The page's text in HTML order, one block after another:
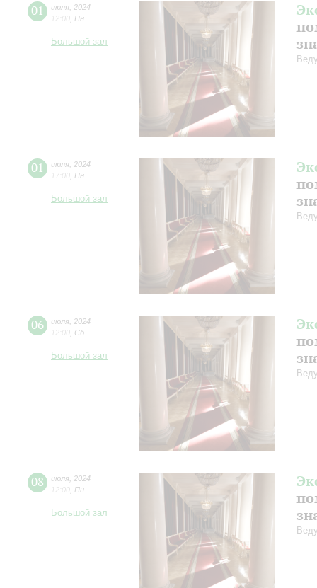
01 июля 2024
12:00 Пн
Большой зал
01 июля 2024
17:00 Пн
Большой зал
06 июля 2024
12:00 Сб
Большой зал
08 июля 2024
12:00 Пн
Большой зал